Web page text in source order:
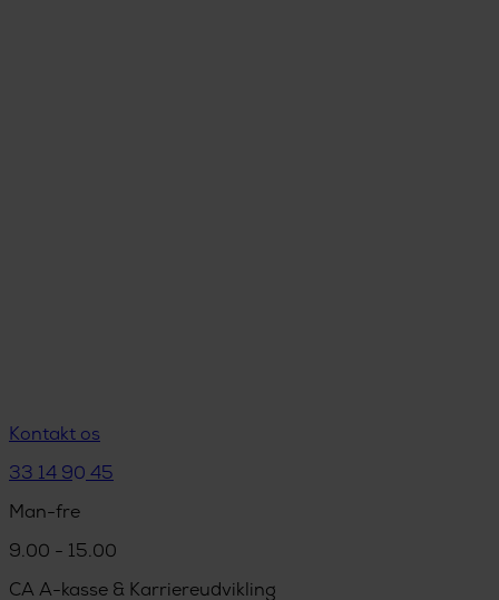
Kontakt os
33 14 90 45
Man-fre
9.00 - 15.00
CA A-kasse & Karriereudvikling